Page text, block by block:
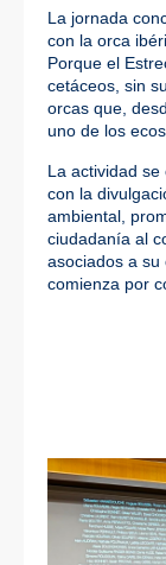
La jornada
con la orca
Porque el
cetáceos, sin
orcas que,
uno de los
La actividad
con la
ambiental,
ciudadanía al
asociados a
comienza por